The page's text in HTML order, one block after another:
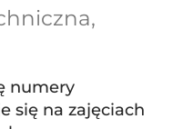
numery
się na zajęciach